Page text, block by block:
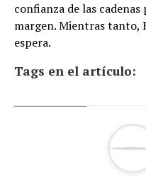
confianza de las
margen. Mientras tanto,
espera.
Tags en el artículo: